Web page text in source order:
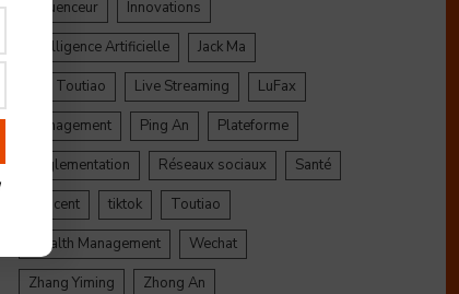
Influenceur
Innovations
Intelligence Artificielle
Jack Ma
Jinri Toutiao
Live Streaming
LuFax
Management
Ping An
Plateforme
Réglementation
Réseaux sociaux
Santé
Tencent
tiktok
Toutiao
Wealth Management
Wechat
Zhang Yiming
Zhong An